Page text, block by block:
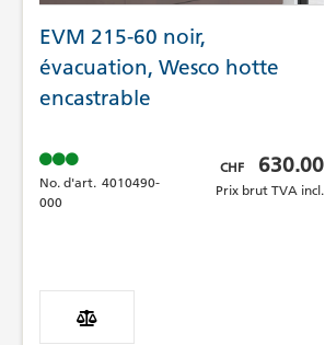
EVM 215-60 noir,
évacuation, Wesco hotte
encastrable
Prix brut TVA incl.
CHF 630.00
Prix brut TVA incl.
No. d'art. 4010490-
000